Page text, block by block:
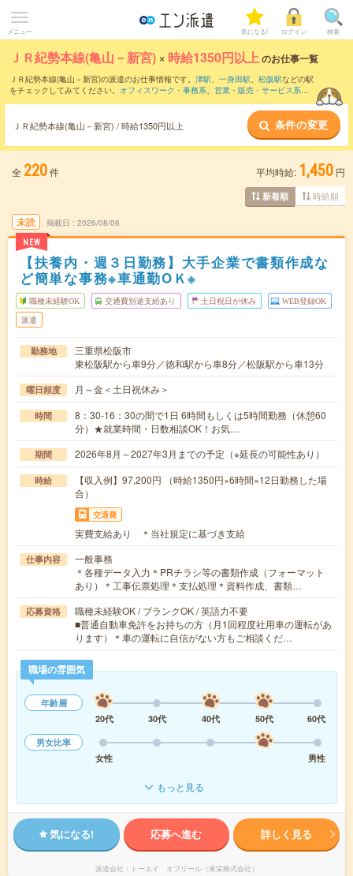
メニュー 気になる! ログイン 検索
ＪＲ紀勢本線(亀山－新宮) × 時給1350円以上のお仕事一覧
ＪＲ紀勢本線(亀山－新宮)の派遣のお仕事情報です。 津駅、 一身田駅、 松阪駅などの駅
をチェックしてみてください。 オフィスワーク・事務系、 営業・販売・サービス系、
ＪＲ紀勢本線(亀山－新宮) / 時給1350円以上 条件の変更
全 220件 平均時給: 1,450 円
新着順 時給順
未読
NEW
掲載日 2026/08/06
【扶養内・週３日勤務】大手企業で書類作成な
ど簡単な事務※車通勤OＫ※
職種未経験OK 交通費別途支給あり 土日祝日が休み WEB登録OK
派遣
勤務地
三重県松阪市
東松阪駅から車9分／徳和駅から車8分／松阪駅から車13分
曜日頻度 月～金＜土日祝休み＞
時間
8：30-16：30の間で1日 6時間もしくは5時間勤務（休憩60
分）★就業時間・日数相談OK！お気…
期間 2026年8月～2027年3月までの予定（※延長の可能性あり）
時給
【収入例】97,200円 （時給1350円×6時間×12日勤務した場
合）
交通費
実費支給あり ＊当社規定に基づき支給
仕事内容
一般事務
＊各種データ入力＊PRチラシ等の書類作成（フォーマット
あり）＊工事伝票処理＊支払処理＊資料作成、書類…
応募資格
職種未経験OK / ブランクOK / 英語力不要
■普通自動車免許をお持ちの方（月1回程度社用車の運転があ
ります）＊車の運転に自信がない方もご相談くだ…
職場の雰囲気
年齢層
20代
30代 40代 50代
60代
男女比率
女性
男性
もっと見る
気になる! 応募へ進む 詳しく見る
派遣会社 トーエイ オフリール（東栄株式会社）